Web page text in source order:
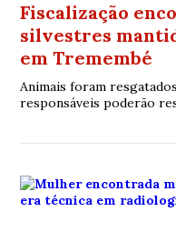
Fiscalização
silvestres
em Tremembé
Animais foram
responsáveis poderão